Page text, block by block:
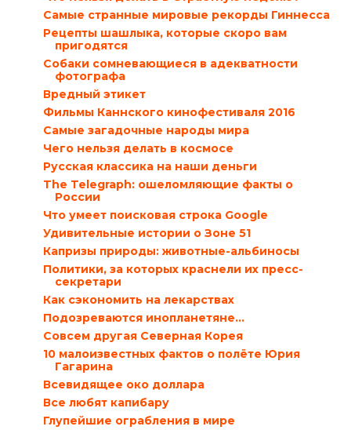
Самые странные мировые рекорды Гиннесса
Рецепты шашлыка, которые скоро вам
пригодятся
Собаки сомневающиеся в адекватности
фотографа
Вредный этикет
Фильмы Каннского кинофестиваля 2016
Самые загадочные народы мира
Чего нельзя делать в космосе
Русская классика на наши деньги
The Telegraph: ошеломляющие факты о
России
Что умеет поисковая строка Google
Удивительные истории о Зоне 51
Капризы природы: животные-альбиносы
Политики, за которых краснели их пресс-
секретари
Как сэкономить на лекарствах
Подозреваются инопланетяне…
Совсем другая Северная Корея
10 малоизвестных фактов о полёте Юрия
Гагарина
Всевидящее око доллара
Все любят капибару
Глупейшие ограбления в мире